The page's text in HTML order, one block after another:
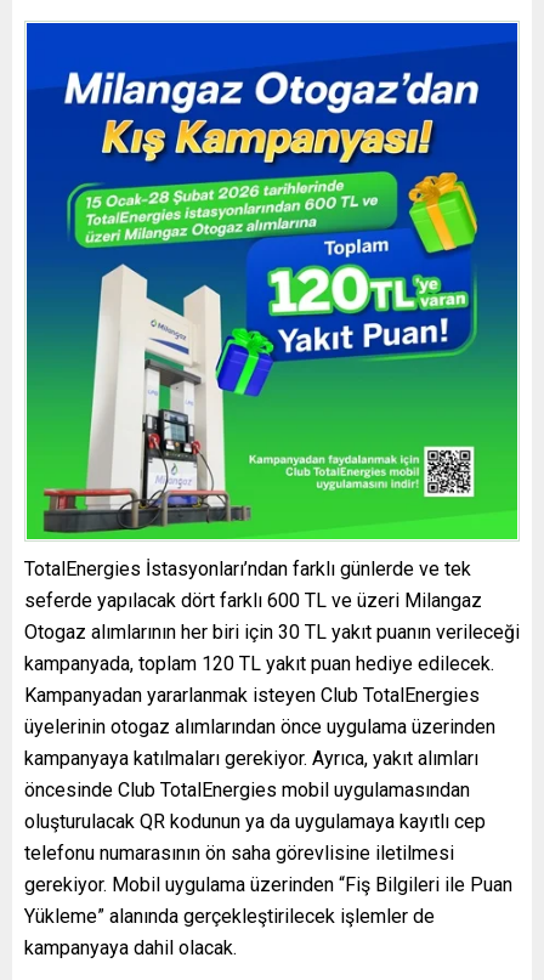
TotalEnergies İstasyonları’ndan farklı günlerde ve tek
seferde yapılacak dört farklı 600 TL ve üzeri Milangaz
Otogaz alımlarının her biri için 30 TL yakıt puanın verileceği
kampanyada, toplam 120 TL yakıt puan hediye edilecek.
Kampanyadan yararlanmak isteyen Club TotalEnergies
üyelerinin otogaz alımlarından önce uygulama üzerinden
kampanyaya katılmaları gerekiyor. Ayrıca, yakıt alımları
öncesinde Club TotalEnergies mobil uygulamasından
oluşturulacak QR kodunun ya da uygulamaya kayıtlı cep
telefonu numarasının ön saha görevlisine iletilmesi
gerekiyor. Mobil uygulama üzerinden “Fiş Bilgileri ile Puan
Yükleme” alanında gerçekleştirilecek işlemler de
kampanyaya dahil olacak.